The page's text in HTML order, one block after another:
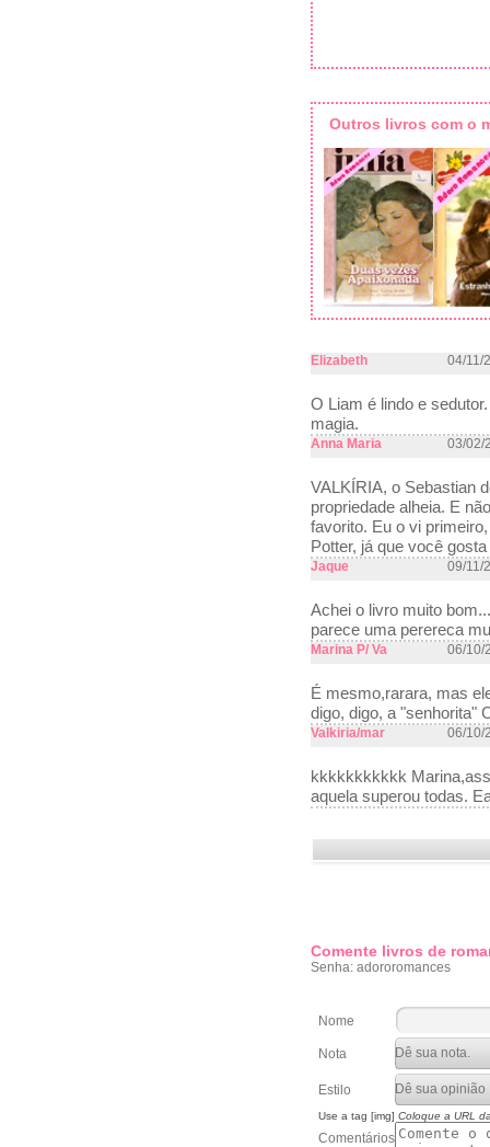
Outros livros com o
Elizabeth 04/11/
O Liam é lindo e
magia.
Anna Maria 03/02/
VALKÍRIA, o Sebastian
propriedade alheia. E
favorito. Eu o vi
Potter, já que você
Jaque 09/11/
Achei o livro muito
parece uma perereca
Marina P/ Va 06/10/
É mesmo,rarara, mas
digo, digo, a "senhorita"
Valkiria/mar 06/10/
kkkkkkkkkkk
aquela superou todas.
Comente livros de
Senha: adororomances
Nome
Nota
Estilo
Use a tag [img] Coloque a URL
Comentários